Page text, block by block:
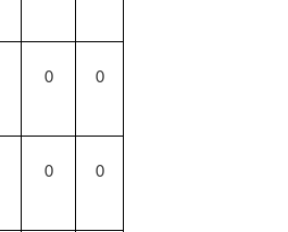
0 0
0 0